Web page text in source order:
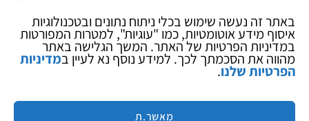
באתר זה נעשה שימוש בכלי ניתוח נתונים ובטכנולוגיות
איסוף מידע אוטומטיות, כמו "עוגיות", למטרות המפורטות
במדיניות הפרטיות של האתר. המשך הגלישה באתר
מהווה את הסכמתך לכך. למידע נוסף נא לעיין במדיניות
הפרטיות שלנו.
מאשר.ת
בלוג
ספקי כח ומודדים
ציוד אופטי להגדלה
מותגים